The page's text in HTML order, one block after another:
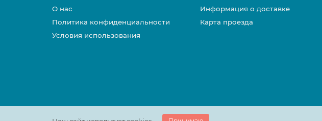
О нас
Политика конфиденциальности
Условия использования
Информация о доставке
Карта проезда